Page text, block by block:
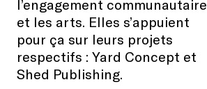
l’engagement communautaire
et les arts. Elles s’appuient
pour ça sur leurs projets
respectifs : Yard Concept et
Shed Publishing.